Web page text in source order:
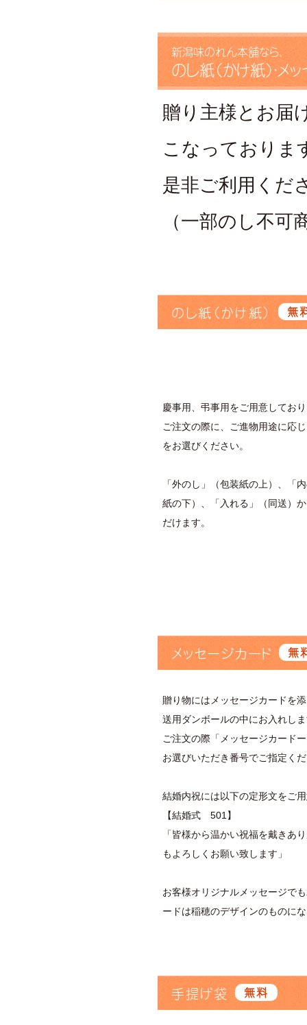
新潟味のれん本舗なら、
のし紙（かけ紙）・メ
贈り主様とお届
こなっておりま
是非ご利用くだ
（一部のし不可
のし紙（かけ紙） 無
慶事用、弔事用をご用意してお
ご注文の際に、ご進物用途に応
をお選びください。
「外のし」（包装紙の上）、「
紙の下）、「入れる」（同送）
だけます。
メッセージカード 無
贈り物にはメッセージカードを
送用ダンボールの中にお入れし
ご注文の際「メッセージカード
お選びいただき番号でご指定く
結婚内祝には以下の定形文をご
【結婚式 501】
「皆様から温かい祝福を戴きあ
もよろしくお願い致します」
お客様オリジナルメッセージで
ードは稲穂のデザインのものに
手提げ袋 無料